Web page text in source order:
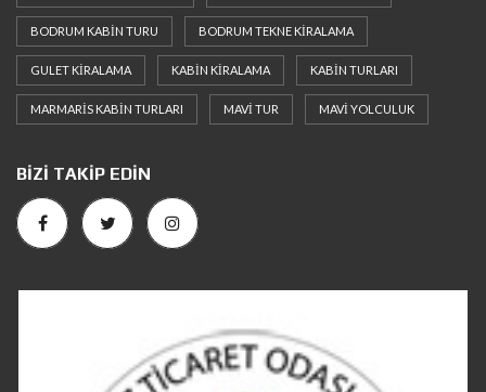
BODRUM KABIN TURU BODRUM TEKNE KIRALAMA
GULET KIRALAMA KABIN KIRALAMA KABIN TURLARI
MARMARIS KABIN TURLARI MAVI TUR MAVI YOLCULUK
BIZI TAKIP EDIN